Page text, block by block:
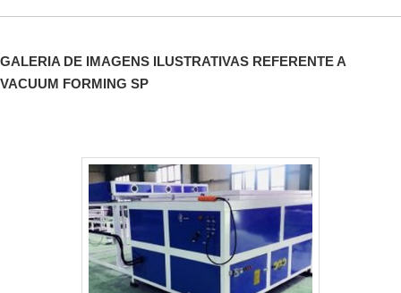
GALERIA DE IMAGENS ILUSTRATIVAS REFERENTE A
VACUUM FORMING SP